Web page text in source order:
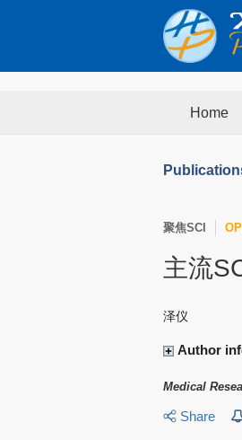
Home
聚焦SCI
主流
泽仪
Author
Medical
Share